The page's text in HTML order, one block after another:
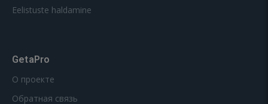
Eelistuste haldamine
GetaPro
О проекте
Обратная связь